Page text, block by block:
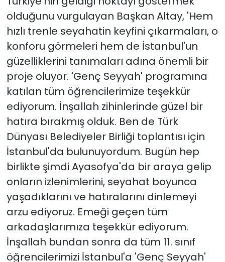
olduğunu vurgulayan Başkan Altay, 'Hem
hızlı trenle seyahatin keyfini çıkarmaları, o
konforu görmeleri hem de İstanbul'un
güzelliklerini tanımaları adına önemli bir
proje oluyor. 'Genç Seyyah' programına
katılan tüm öğrencilerimize teşekkür
ediyorum. İnşallah zihinlerinde güzel bir
hatıra bırakmış olduk. Ben de Türk
Dünyası Belediyeler Birliği toplantısı için
İstanbul'da bulunuyordum. Bugün hep
birlikte şimdi Ayasofya'da bir araya gelip
onların izlenimlerini, seyahat boyunca
yaşadıklarını ve hatıralarını dinlemeyi
arzu ediyoruz. Emeği geçen tüm
arkadaşlarımıza teşekkür ediyorum.
İnşallah bundan sonra da tüm 11. sınıf
öğrencilerimizi İstanbul'a 'Genç Seyyah'